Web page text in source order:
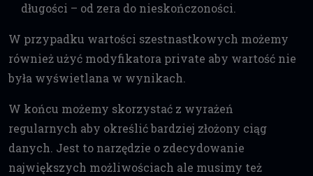
długości – od zera do nieskończoności.
W przypadku wartości szestnastkowych możemy
również użyć modyfikatora private aby wartość nie
była wyświetlana w wynikach.
W końcu możemy skorzystać z wyrażeń
regularnych aby określić bardziej złożony ciąg
danych. Jest to narzędzie o zdecydowanie
największych możliwościach ale musimy też